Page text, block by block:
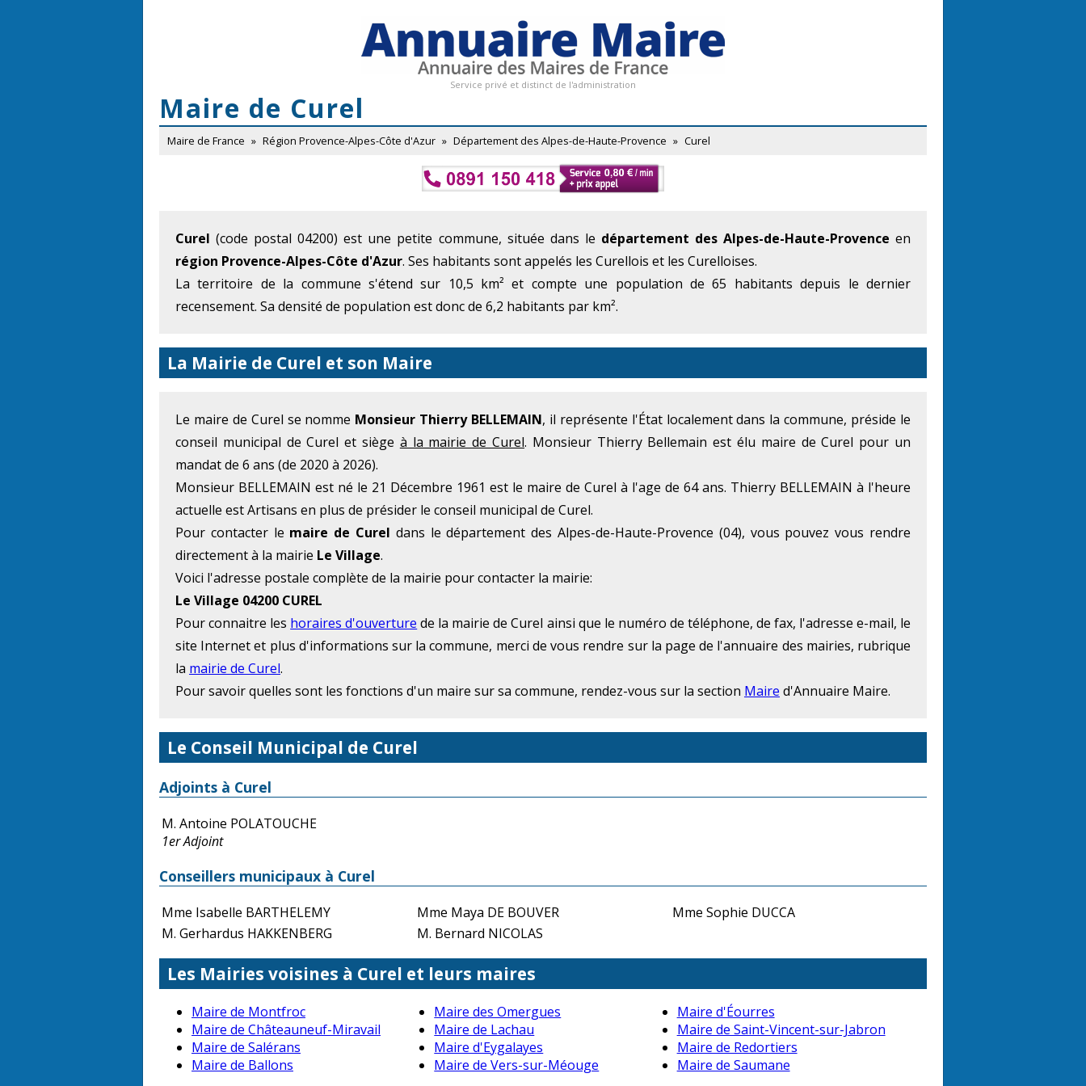
Service privé et distinct de l'administration
Maire de Curel
Maire de France » Région Provence-Alpes-Côte d'Azur » Département des Alpes-de-Haute-Provence » Curel
Curel (code postal 04200) est une petite commune, située dans le département des Alpes-de-Haute-Provence en
région Provence-Alpes-Côte d'Azur. Ses habitants sont appelés les Curellois et les Curelloises.
La territoire de la commune s'étend sur 10,5 km² et compte une population de 65 habitants depuis le dernier
recensement. Sa densité de population est donc de 6,2 habitants par km².
La Mairie de Curel et son Maire
Le maire de Curel se nomme Monsieur Thierry BELLEMAIN, il représente l'État localement dans la commune, préside le
conseil municipal de Curel et siège à la mairie de Curel. Monsieur Thierry Bellemain est élu maire de Curel pour un
mandat de 6 ans (de 2020 à 2026).
Monsieur BELLEMAIN est né le 21 Décembre 1961 est le maire de Curel à l'age de 64 ans. Thierry BELLEMAIN à l'heure
actuelle est Artisans en plus de présider le conseil municipal de Curel.
Pour contacter le maire de Curel dans le département des Alpes-de-Haute-Provence (04), vous pouvez vous rendre
directement à la mairie Le Village.
Voici l'adresse postale complète de la mairie pour contacter la mairie:
Le Village 04200 CUREL
Pour connaitre les horaires d'ouverture de la mairie de Curel ainsi que le numéro de téléphone, de fax, l'adresse e-mail, le
site Internet et plus d'informations sur la commune, merci de vous rendre sur la page de l'annuaire des mairies, rubrique
la mairie de Curel.
Pour savoir quelles sont les fonctions d'un maire sur sa commune, rendez-vous sur la section Maire d'Annuaire Maire.
Le Conseil Municipal de Curel
Adjoints à Curel
M. Antoine POLATOUCHE
1er Adjoint
Conseillers municipaux à Curel
Mme Isabelle BARTHELEMY Mme Maya DE BOUVER
Mme Sophie DUCCA
M. Gerhardus HAKKENBERG
M. Bernard NICOLAS
Les Mairies voisines à Curel et leurs maires
Maire de Montfroc Maire des Omergues
Maire d'Éourres
Maire de Châteauneuf-Miravail
Maire de Lachau
Maire de Saint-Vincent-sur-Jabron
Maire de Salérans
Maire d'Eygalayes
Maire de Redortiers
Maire de Ballons
Maire de Vers-sur-Méouge Maire de Saumane